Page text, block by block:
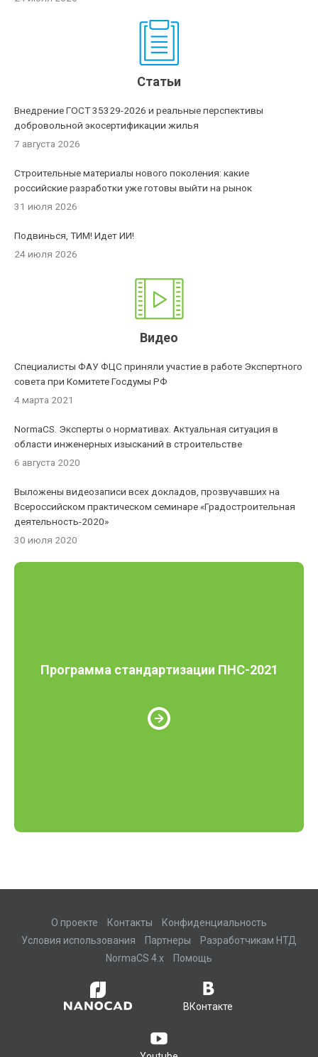
Статьи
Внедрение ГОСТ 35329-2026 и реальные перспективы
добровольной экосертификации жилья
7 августа 2026
Строительные материалы нового поколения: какие
российские разработки уже готовы выйти на рынок
31 июля 2026
Подвинься, ТИМ! Идет ИИ!
24 июля 2026
Видео
Специалисты ФАУ ФЦС приняли участие в работе Экспертного
совета при Комитете Госдумы РФ
4 марта 2021
NormaCS. Эксперты о нормативах. Актуальная ситуация в
области инженерных изысканий в строительстве
6 августа 2020
Выложены видеозаписи всех докладов, прозвучавших на
Всероссийском практическом семинаре «Градостроительная
деятельность-2020»
30 июля 2020
Программа стандартизации ПНС-2021
О проекте Контакты
Конфиденциальность
Условия использования
Партнеры
Разработчикам НТД
NormaCS 4.x
Помощь
ВКонтакте